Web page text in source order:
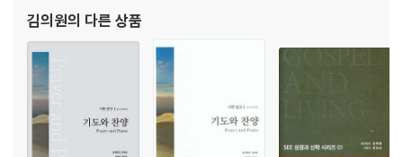
복과 속임수 (26:34-28:9) - 356
제25강
가장 소중한 만남 (28:10-22) - 373
빈손에서 번성함으로 (29:1-31:55) - 384
제27강
존재의 변화 (32:1-32) - 413
김의원의 다른 상품